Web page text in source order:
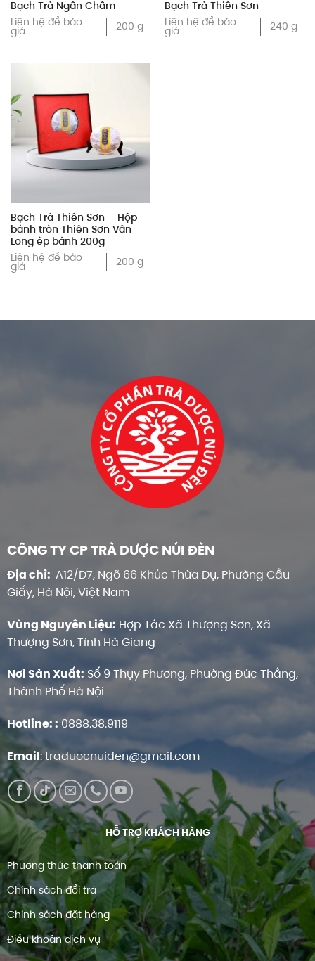
Bạch Trà Ngân Châm
200 g
Liên hệ để báo
giá
Bạch Trà Thiên Sơn
240 g
Liên hệ để báo
giá
Bạch Trà Thiên Sơn – Hộp
bánh tròn Thiên Sơn Vân
Long ép bánh 200g
200 g
Liên hệ để báo
giá
CÔNG TY CP TRÀ DƯỢC NÚI ĐÈN
Địa chỉ: A12/D7, Ngõ 66 Khúc Thừa Dụ, Phường Cầu
Giấy, Hà Nội, Việt Nam
Vùng Nguyên Liệu: Hợp Tác Xã Thượng Sơn, Xã
Thượng Sơn, Tỉnh Hà Giang
Nơi Sản Xuất: Số 9 Thụy Phương, Phường Đức Thắng,
Thành Phố Hà Nội
Hotline:: 0888.38.9119
Email:traduocnuiden@gmail.com
HỖ TRỢ KHÁCH HÀNG
Phương thức thanh toán
Chính sách đổi trả
Chính sách đặt hàng
Điều khoản dịch vụ